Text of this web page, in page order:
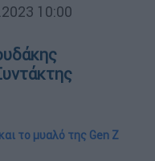
10:00
το μυαλό της Gen Z